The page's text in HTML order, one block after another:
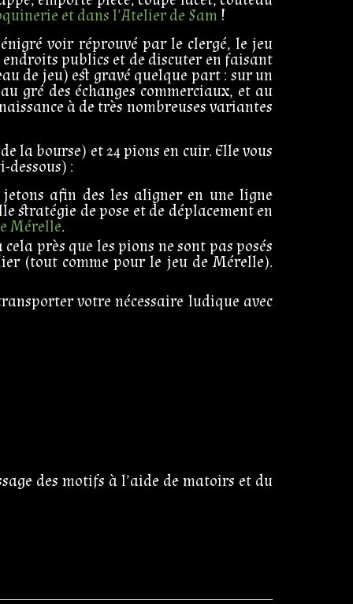
et dans l’Atelier de Sam !
voir réprouvé par le clergé, le jeu
publics et de discuter en faisant
de jeu) est gravé quelque part : sur un
gré des échanges commerciaux, et au
à de très nombreuses variantes
la bourse) et 24 pions en cuir. Elle vous
dessous) :
afin des les aligner en une ligne
stratégie de pose et de déplacement en
Mérelle.
près que les pions ne sont pas posés
(tout comme pour le jeu de Mérelle).
votre nécessaire ludique avec
des motifs à l’aide de matoirs et du